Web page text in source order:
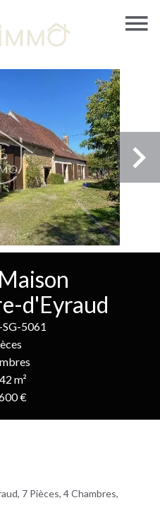
d'Eyraud
SG-5061
m²
€
7 Pièces, 4 Chambres,